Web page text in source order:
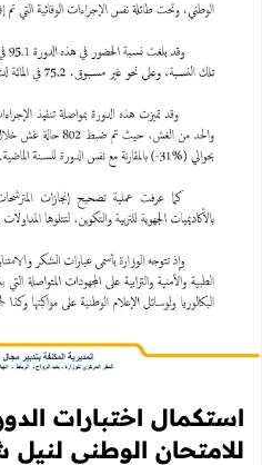
استكمال اختبارات
للامتحان الوطني لنيل